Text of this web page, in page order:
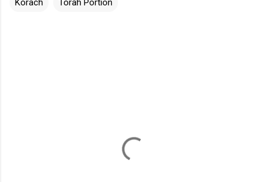
Korach Torah Portion